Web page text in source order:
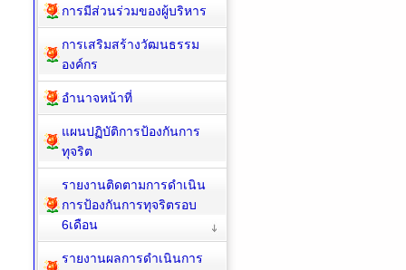
การมีส่วนร่วมของผู้บริหาร
การเสริมสร้างวัฒนธรรม
องค์กร
อำนาจหน้าที่
แผนปฏิบัติการป้องกันการ
ทุจริต
รายงานติดตามการดำเนิน
การป้องกันการทุจริตรอบ
6เดือน
รายงานผลการดำเนินการ